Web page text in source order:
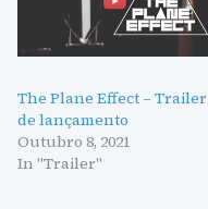
The Plane Effect – Trailer
de lançamento
Outubro 8, 2021
In "Trailer"